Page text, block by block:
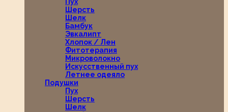
Шерсть
Шелк
Бамбук
Эвкалипт
Хлопок / Лен
Фитотерапия
Микроволокно
Искусственный пух
Летнее одеяло
Подушки
Пух
Шерсть
Шелк